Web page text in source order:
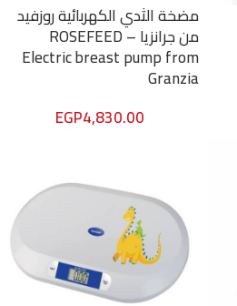
مضخة الثدي الكهربائية روزفيد
من جرانزيا – ROSEFEED
Electric breast pump from
Granzia
EGP4,830.00